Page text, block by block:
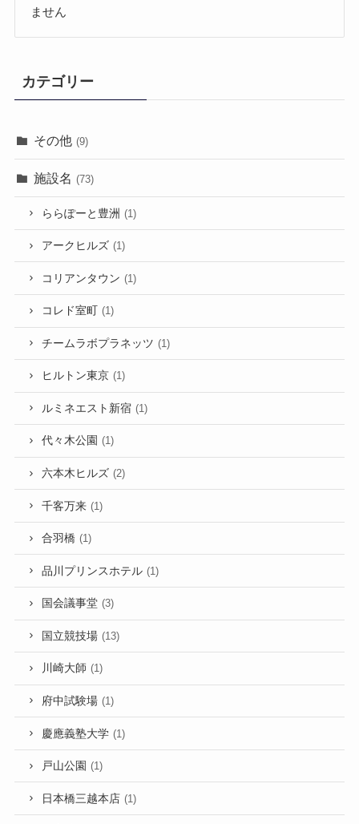
ません
カテゴリー
その他 (9)
施設名 (73)
ららぽーと豊洲 (1)
アークヒルズ (1)
コリアンタウン (1)
コレド室町 (1)
チームラボプラネッツ (1)
ヒルトン東京 (1)
ルミネエスト新宿 (1)
代々木公園 (1)
六本木ヒルズ (2)
千客万来 (1)
合羽橋 (1)
品川プリンスホテル (1)
国会議事堂 (3)
国立競技場 (13)
川崎大師 (1)
府中試験場 (1)
慶應義塾大学 (1)
戸山公園 (1)
日本橋三越本店 (1)